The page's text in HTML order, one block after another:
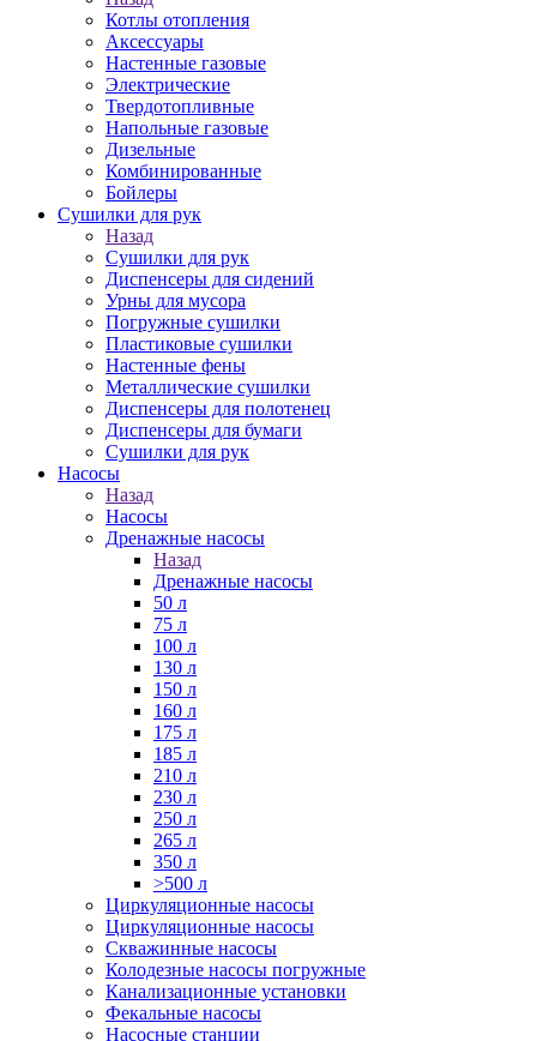
Котлы отопления
Аксессуары
Настенные газовые
Электрические
Твердотопливные
Напольные газовые
Дизельные
Комбинированные
Бойлеры
Сушилки для рук
Назад
Сушилки для рук
Диспенсеры для сидений
Урны для мусора
Погружные сушилки
Пластиковые сушилки
Настенные фены
Металлические сушилки
Диспенсеры для полотенец
Диспенсеры для бумаги
Сушилки для рук
Насосы
Назад
Насосы
Дренажные насосы
Назад
Дренажные насосы
50 л
75 л
100 л
130 л
150 л
160 л
175 л
185 л
210 л
230 л
250 л
265 л
350 л
>500 л
Циркуляционные насосы
Циркуляционные насосы
Скважинные насосы
Колодезные насосы погружные
Канализационные установки
Фекальные насосы
Насосные станции